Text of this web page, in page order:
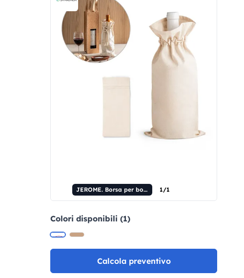
JEROME. Borsa per bottiglia in cotone 100% (180 g/m²) 1/1
Colori disponibili (1)
Calcola preventivo